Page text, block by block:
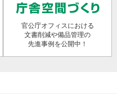
官公庁オフィスにおける
文書削減や備品管理の
先進事例を公開中！